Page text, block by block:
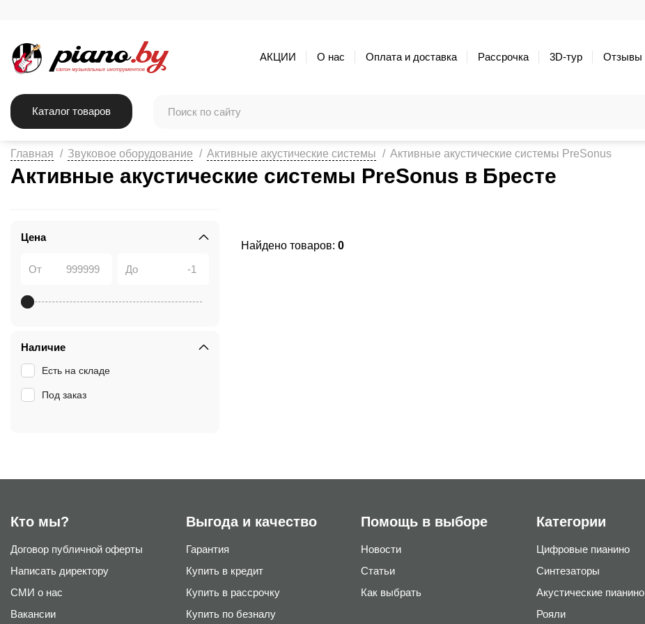
АКЦИИ О нас Оплата и доставка Рассрочка 3D-тур Отзывы
Каталог товаров
Главная Звуковое оборудование Активные акустические системы Активные акустические системы PreSonus
Активные акустические системы PreSonus в Бресте
Цена
От До
Наличие
Есть на складе
Под заказ
Найдено товаров: 0
Кто мы?
Договор публичной оферты
Написать директору
СМИ о нас
Вакансии
Выгода и качество
Гарантия
Купить в кредит
Купить в рассрочку
Купить по безналу
Помощь в выборе
Новости
Статьи
Как выбрать
Категории
Цифровые пианино
Синтезаторы
Акустические пианино
Рояли